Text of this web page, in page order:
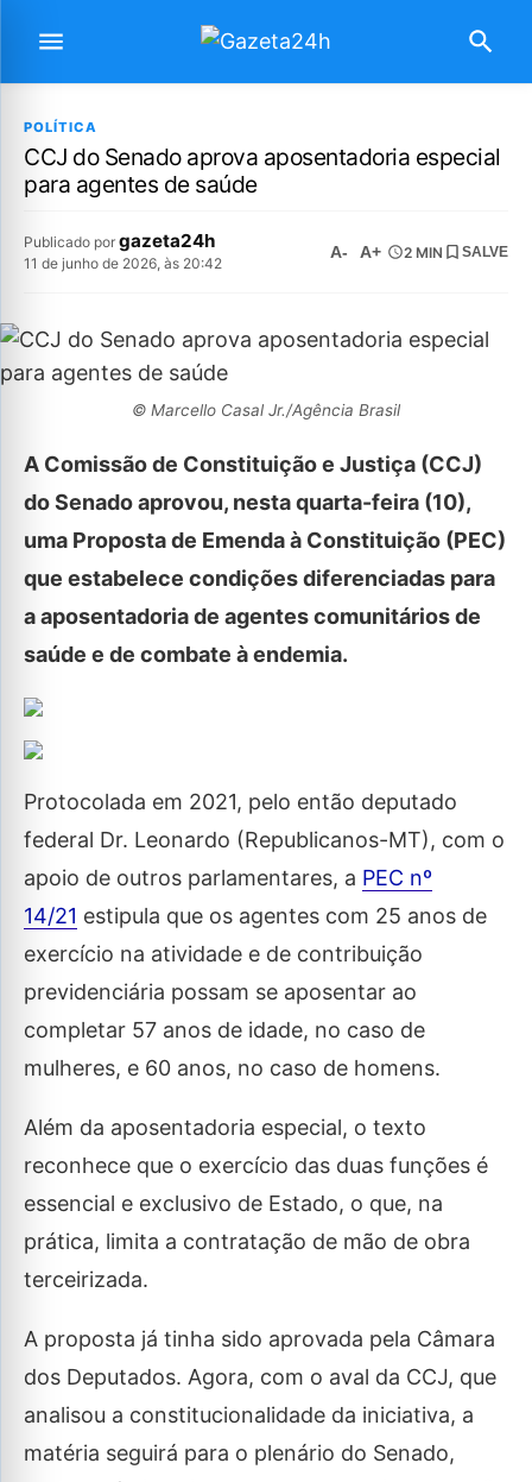
POLÍTICA
CCJ do Senado aprova aposentadoria especial
para agentes de saúde
Publicado por gazeta24h
11 de junho de 2026, às 20:42
A- A+ 2 MIN SALVE
© Marcello Casal Jr./Agência Brasil
A Comissão de Constituição e Justiça (CCJ)
do Senado aprovou, nesta quarta-feira (10),
uma Proposta de Emenda à Constituição (PEC)
que estabelece condições diferenciadas para
a aposentadoria de agentes comunitários de
saúde e de combate à endemia.
Protocolada em 2021, pelo então deputado
federal Dr. Leonardo (Republicanos-MT), com o
apoio de outros parlamentares, a PEC nº
14/21 estipula que os agentes com 25 anos de
exercício na atividade e de contribuição
previdenciária possam se aposentar ao
completar 57 anos de idade, no caso de
mulheres, e 60 anos, no caso de homens.
Além da aposentadoria especial, o texto
reconhece que o exercício das duas funções é
essencial e exclusivo de Estado, o que, na
prática, limita a contratação de mão de obra
terceirizada.
A proposta já tinha sido aprovada pela Câmara
dos Deputados. Agora, com o aval da CCJ, que
analisou a constitucionalidade da iniciativa, a
matéria seguirá para o plenário do Senado,